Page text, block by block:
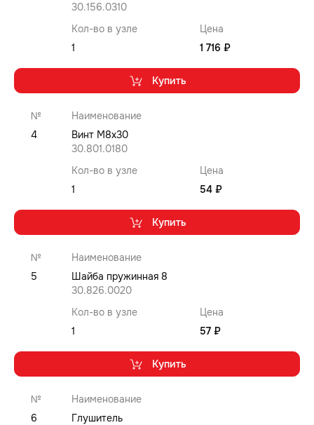
30.156.0310
Кол-во в узле
Цена
1
1 716 ₽
Купить
№
Наименование
4
Винт M8x30
30.801.0180
Кол-во в узле
Цена
1
54 ₽
Купить
№
Наименование
5
Шайба пружинная 8
30.826.0020
Кол-во в узле
Цена
1
57 ₽
Купить
№
Наименование
6
Глушитель